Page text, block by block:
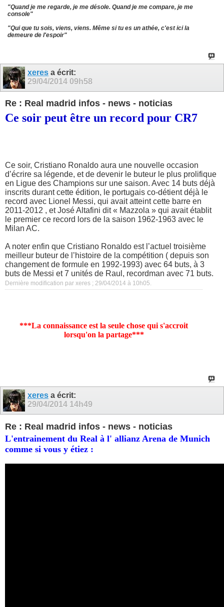
"Quand je me regarde, je me désole. Quand je me compare, je me
console"
"Qui que tu sois, viens, viens. Même si tu es un athée, c'est ici la
demeure de l'espoir"
xeres a écrit:
29/04/2014 09h58
Re : Real madrid infos - news - noticias
Ce soir peut être un record pour CR7
Ce soir, Cristiano Ronaldo aura une nouvelle occasion
d’écrire sa légende, et de devenir le buteur le plus prolifique
en Ligue des Champions sur une saison. Avec 14 buts déjà
inscrits durant cette édition, le portugais co-détient déjà le
record avec Lionel Messi, qui avait atteint cette barre en
2011-2012 , et José Altafini dit « Mazzola » qui avait établit
le premier ce record lors de la saison 1962-1963 avec le
Milan AC.
A noter enfin que Cristiano Ronaldo est l’actuel troisième
meilleur buteur de l’histoire de la compétition ( depuis son
changement de formule en 1992-1993) avec 64 buts, à 3
buts de Messi et 7 unités de Raul, recordman avec 71 buts.
Dernière modification par xeres ; 29/04/2014 à 10h05.
***La connaissance est la seule chose qui s'accroit
lorsqu'on la partage***
xeres a écrit:
29/04/2014 14h49
Re : Real madrid infos - news - noticias
L'entrainement du Real à l' allianz Arena de Munich
comme si vous y étiez :